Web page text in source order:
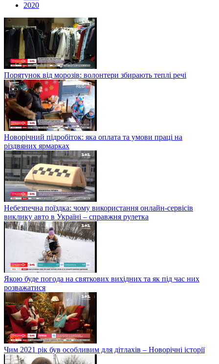
2020
Порятунок від морозів: волонтери збирають теплі речі
Новорічний підробіток: яка оплата та умови праці на
різдвяних ярмарках
Небезпечна поїздка: чому використання онлайн-сервісів
виклику авто в Україні – справжня рулетка
Якою буде погода на святкових вихідних та як під час них
розважатися
Чим 2021 рік був особливим для дітлахів – Новорічні історії